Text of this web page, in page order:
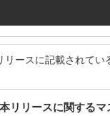
リースに記載されてい
本リリースに関する